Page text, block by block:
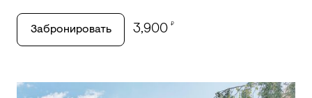
Забронировать 3,900 ₽